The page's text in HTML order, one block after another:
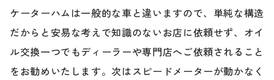
ケーターハムは一般的な車と違いますので、単純な構造
だからと安易な考えで知識のないお店に依頼せず、オイ
ル交換一つでもディーラーや専門店へご依頼されること
をお勧めいたします。次はスピードメーターが動かなく